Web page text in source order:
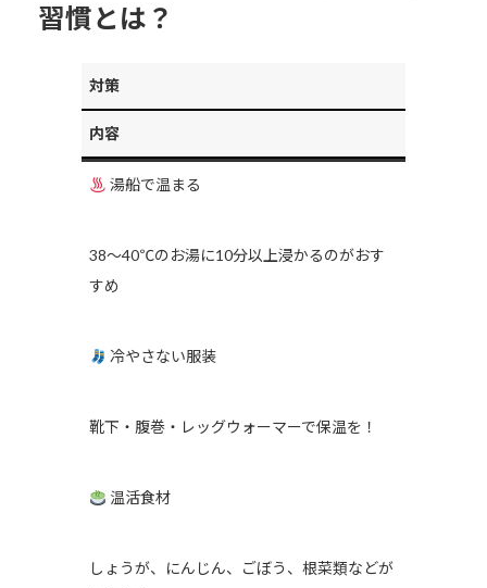
習慣とは？
対策
内容
湯船で温まる
38〜40℃のお湯に10分以上浸かるのがおす
すめ
冷やさない服装
靴下・腹巻・レッグウォーマーで保温を！
温活食材
しょうが、にんじん、ごぼう、根菜類などが